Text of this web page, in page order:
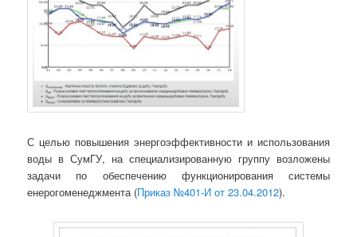
С целью повышения энергоэффективности и использования
воды в СумГУ, на специализированную группу возложены
задачи по обеспечению функционирования системы
енерогоменеджмента (Приказ №401-И от 23.04.2012).